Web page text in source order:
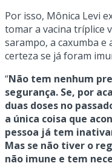
Por isso, Mônica Levi
tomar a vacina tríplice
sarampo, a caxumba e
certeza se já foram
“Não tem nenhum
segurança. Se, por
duas doses no
a única coisa que
pessoa já tem
Mas se não tiver o
não imune e tem